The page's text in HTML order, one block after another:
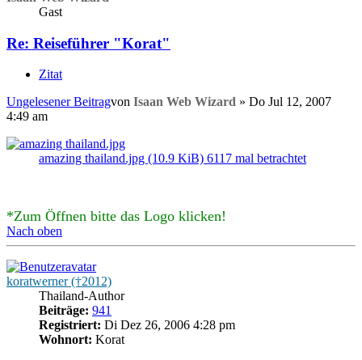
Gast
Re: Reiseführer "Korat"
Zitat
Ungelesener Beitragvon Isaan Web Wizard » Do Jul 12, 2007
4:49 am
amazing thailand.jpg (10.9 KiB) 6117 mal betrachtet
*Zum Öffnen bitte das Logo klicken!
Nach oben
koratwerner (†2012)
Thailand-Author
Beiträge: 941
Registriert: Di Dez 26, 2006 4:28 pm
Wohnort: Korat